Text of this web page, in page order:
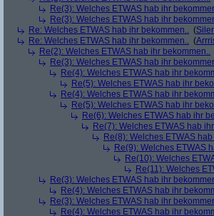
Re(3): Welches ETWAS hab ihr
Re(3): Welches ETWAS hab ihr
Re: Welches ETWAS hab ihr bekommen.. (
Re: Welches ETWAS hab ihr bekommen.. (
Re(2): Welches ETWAS hab ihr bekommen..
Re(3): Welches ETWAS hab ihr
Re(4): Welches ETWAS hab ihr
Re(5): Welches ETWAS hab ihr
Re(4): Welches ETWAS hab ihr
Re(5): Welches ETWAS hab ihr
Re(6): Welches ETWAS hab ihr
Re(7): Welches ETWAS hab
Re(8): Welches ETWAS
Re(9): Welches ETWAS
Re(10): Welches
Re(11): Welches
Re(3): Welches ETWAS hab ihr
Re(4): Welches ETWAS hab ihr
Re(3): Welches ETWAS hab ihr
Re(4): Welches ETWAS hab ihr